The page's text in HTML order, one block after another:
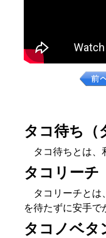
タコ待ち（
タコ待ちとは、
タコリーチ
タコリーチとは
を待たずに安手で
タコノベタ